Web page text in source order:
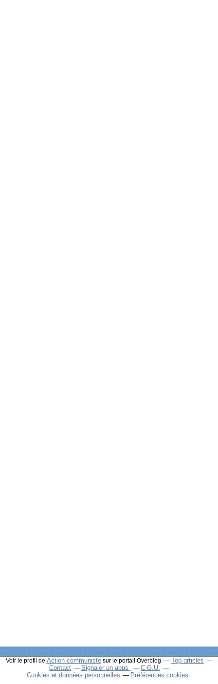
Voir le profil de Action communistesur le portail Overblog
Top articles
Contact
Signaler un abus
C.G.U.
Cookies et données personnelles
Préférences cookies